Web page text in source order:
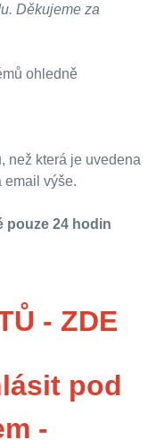
Děkujeme za
ohledně
než která je uvedena
email výše.
pouze 24 hodin
- ZDE
pod
-